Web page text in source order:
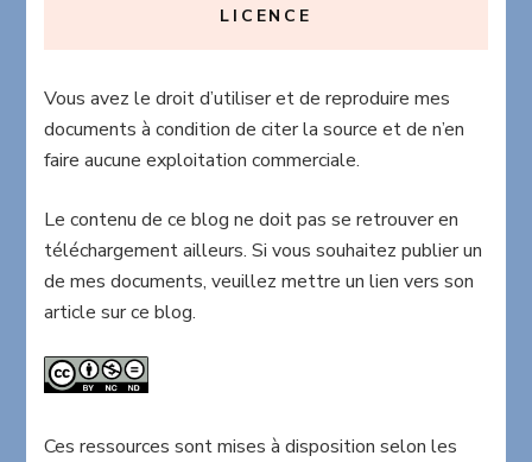
LICENCE
Vous avez le droit d’utiliser et de reproduire mes
documents à condition de citer la source et de n’en
faire aucune exploitation commerciale.
Le contenu de ce blog ne doit pas se retrouver en
téléchargement ailleurs. Si vous souhaitez publier un
de mes documents, veuillez mettre un lien vers son
article sur ce blog.
Ces ressources sont mises à disposition selon les